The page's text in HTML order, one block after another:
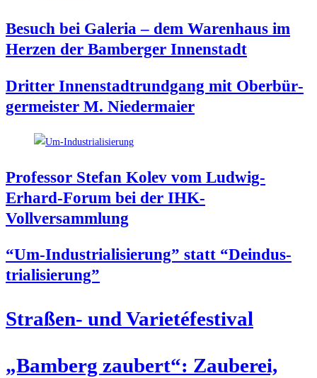
Besuch bei Gale­ria – dem Waren­haus im
Her­zen der Bam­ber­ger Innenstadt
Drit­ter Innen­stadt­rund­gang mit Ober­bür­
ger­meis­ter M. Niedermaier
Pro­fes­sor Ste­fan Kolev vom Lud­wig-
Erhard-Forum bei der IHK-
Vollversammlung
“Um-Indus­tria­li­sie­rung” statt “Deindus­
tria­li­sie­rung”
Stra­ßen- und Varietéfestival
„Bam­berg zau­bert“: Zau­be­rei,